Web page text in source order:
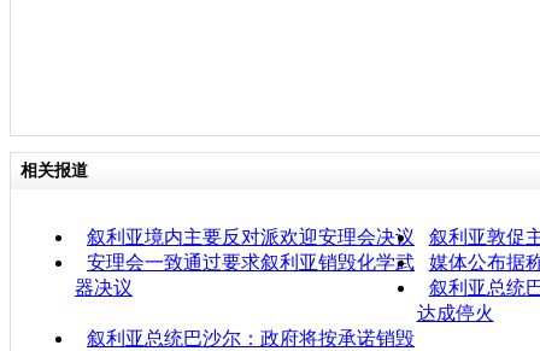
相关报道
叙利亚境内主要反对派欢迎安理会决议
叙利亚敦促
安理会一致通过要求叙利亚销毁化学武
器决议
媒体公布据
叙利亚总统
达成停火
叙利亚总统巴沙尔：政府将按承诺销毁